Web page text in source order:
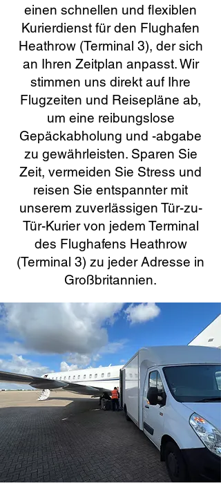
einen schnellen und flexiblen
Kurierdienst für den Flughafen
Heathrow (Terminal 3), der sich
an Ihren Zeitplan anpasst. Wir
stimmen uns direkt auf Ihre
Flugzeiten und Reisepläne ab,
um eine reibungslose
Gepäckabholung und -abgabe
zu gewährleisten. Sparen Sie
Zeit, vermeiden Sie Stress und
reisen Sie entspannter mit
unserem zuverlässigen Tür-zu-
Tür-Kurier von jedem Terminal
des Flughafens Heathrow
(Terminal 3) zu jeder Adresse in
Großbritannien.